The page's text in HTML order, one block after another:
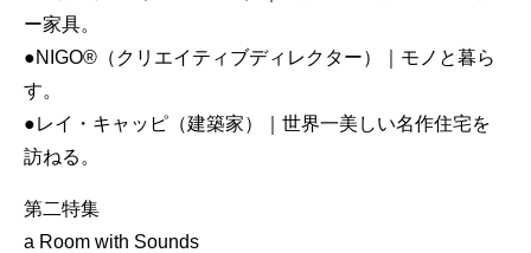
ー家具。
●NIGO®（クリエイティブディレクター）｜モノと暮ら
す。
●レイ・キャッピ（建築家）｜世界一美しい名作住宅を
訪ねる。
第二特集
a Room with Sounds